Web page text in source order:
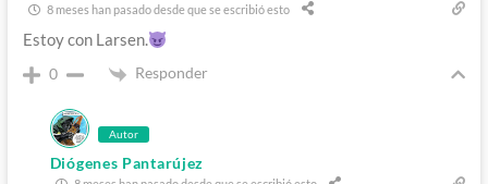
8 meses han pasado desde que se escribió esto
Estoy con Larsen.
0 Responder
Autor
Diógenes Pantarújez